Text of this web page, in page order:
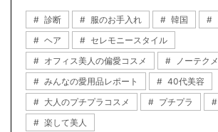
診断 服のお手入れ 韓国
ヘア
セレモニースタイル
オフィス美人の偏愛コスメ
ノーテク
みんなの愛用品レポート
40代美容
大人のプチプラコスメ
プチプラ
楽して美人